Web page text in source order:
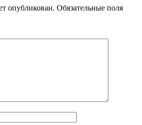
опубликован. Обязательные поля